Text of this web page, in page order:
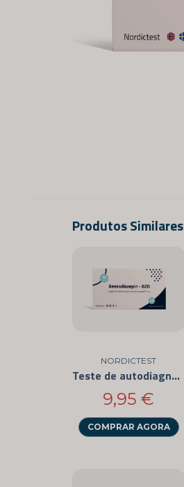
Produtos Similares
NORDICTEST
Teste de autodiagnóstico para benzodiazepinas (pacote com 3)
9,95 €
COMPRAR AGORA